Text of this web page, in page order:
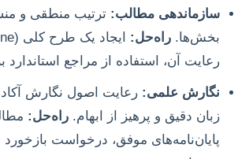
سازماندهی مطالب: ترتیب منطقی و
بخش‌ها. راه‌حل:
رعایت آن، استفاده از مراجع
نگارش علمی: رعایت اصول نگارش
زبان دقیق و پرهیز از ابهام. راه‌حل:
پایان‌نامه‌های موفق، درخواست بازخورد